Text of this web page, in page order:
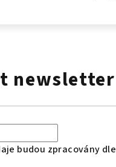
newsletter
budou zpracovány dle